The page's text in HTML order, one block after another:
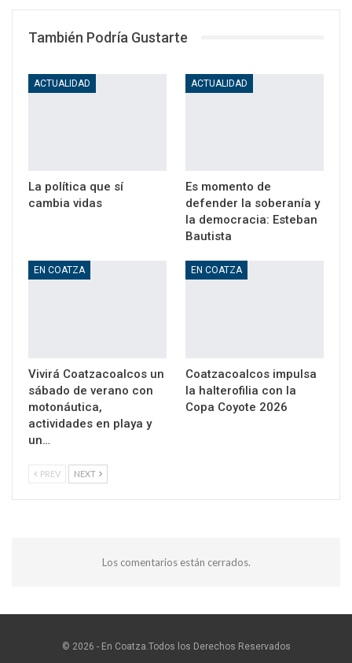
También Podría Gustarte
ACTUALIDAD
La política que sí
cambia vidas
ACTUALIDAD
Es momento de
defender la soberanía y
la democracia: Esteban
Bautista
EN COATZA
Vivirá Coatzacoalcos un
sábado de verano con
motonáutica,
actividades en playa y
un…
EN COATZA
Coatzacoalcos impulsa
la halterofilia con la
Copa Coyote 2026
PREV NEXT
Los comentarios están cerrados.
© 2026 - En Coatza.Todos los Derechos Reservados